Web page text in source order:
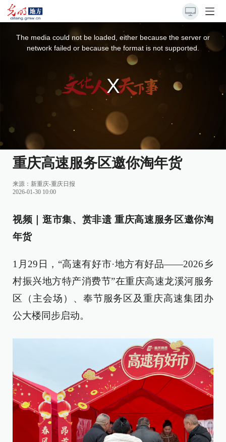
The media could not be loaded, either because the server or
network failed or because the format is not supported.
重庆高速服务区邀你淘年货
来源： 新重庆-重庆日报
2026-01-30 10:00
视频｜逛市集、赏非遗 重庆高速服务区邀你淘
年货
1月29日，“高速有好市·地方有好品——2026乡
村振兴地方特产消费节”在重庆高速龙溪河服务
区（主会场）、奉节服务区及重庆高速集团办
公大楼同步启动。